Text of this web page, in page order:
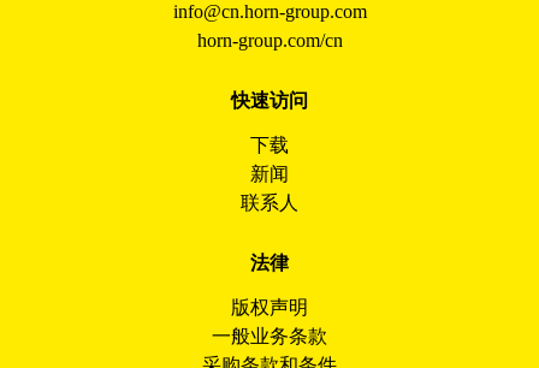
info@cn.horn-group.com
horn-group.com/cn
快速访问
下载
新闻
联系人
法律
版权声明
一般业务条款